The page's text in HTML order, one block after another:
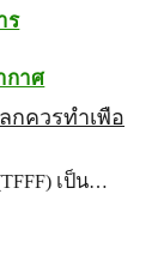
ร
กาศ
กควรทำเพื่อ
เป็น…